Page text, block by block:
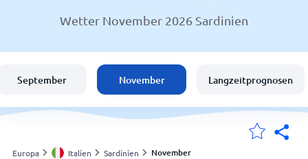
Wetter in Sardinien
Schweiz
Deutschland
Wetter November 2026 Sardinien
September November Langzeitprognosen
Europa Italien Sardinien November